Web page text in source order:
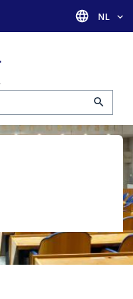
Taal
NL